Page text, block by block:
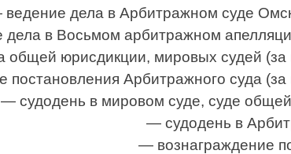
дела в Арбитражном суде
в Восьмом арбитражном
общей юрисдикции, мировых судей
Арбитражного суда
— судодень в мировом суде, суде
— судодень в
— вознаграждение